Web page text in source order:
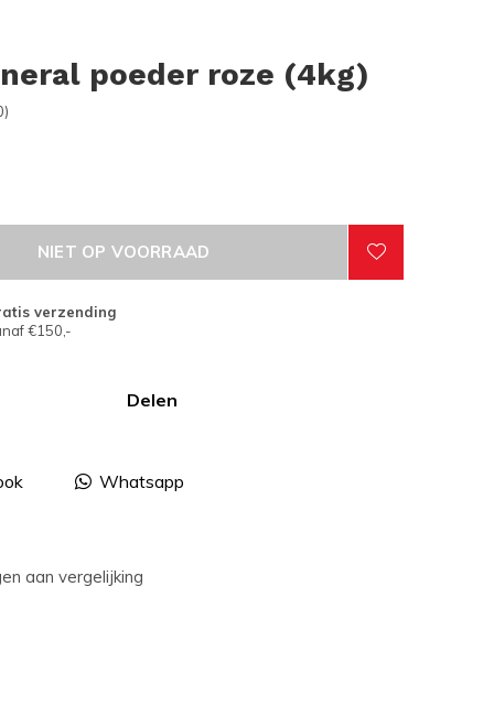
poeder roze (4kg)
NIET OP VOORRAAD
verzending
€150,-
Delen
Whatsapp
aan vergelijking